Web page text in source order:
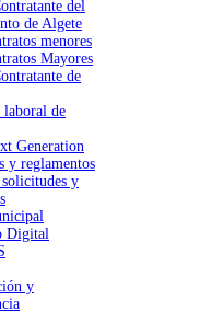
del
de Algete
menores
Mayores
de
laboral de
Generation
y reglamentos
y
Digital
y